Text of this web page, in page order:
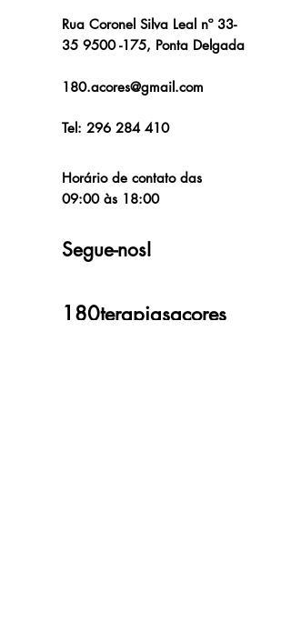
Rua Coronel Silva Leal nº 33-
35 9500 -175, Ponta Delgada
180.acores@gmail.com
Tel: 296 284 410
Horário de contato das
09:00 às 18:00
Segue-nos!
180terapiasacores